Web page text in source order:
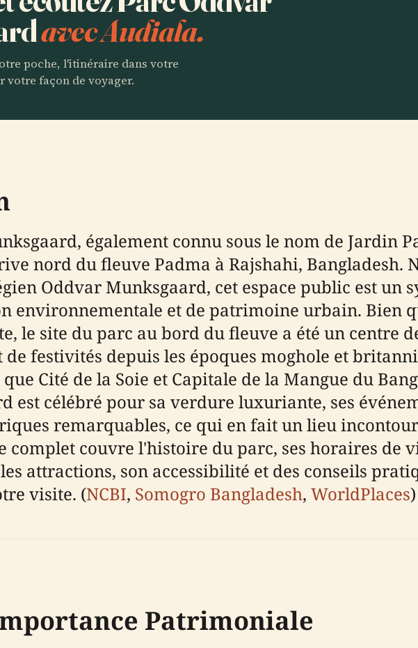
avec Audiala.
poche, l'itinéraire dans votre
votre façon de voyager.
également connu sous le nom de Jardin
nord du fleuve Padma à Rajshahi, Bangladesh.
Oddvar Munksgaard, cet espace public est un
environnementale et de patrimoine urbain. Bien
le site du parc au bord du fleuve a été un centre
festivités depuis les époques moghole et
Cité de la Soie et Capitale de la Mangue du
est célébré pour sa verdure luxuriante, ses
remarquables, ce qui en fait un lieu
complet couvre l'histoire du parc, ses horaires de
attractions, son accessibilité et des conseils
visite. (NCBI, Somogro Bangladesh, WorldPlaces)
Patrimoniale